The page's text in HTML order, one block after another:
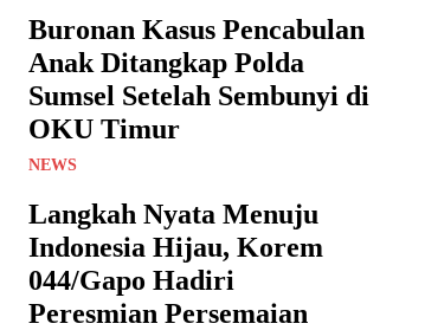
Buronan Kasus Pencabulan
Anak Ditangkap Polda
Sumsel Setelah Sembunyi di
OKU Timur
NEWS
Langkah Nyata Menuju
Indonesia Hijau, Korem
044/Gapo Hadiri
Peresmian Persemaian